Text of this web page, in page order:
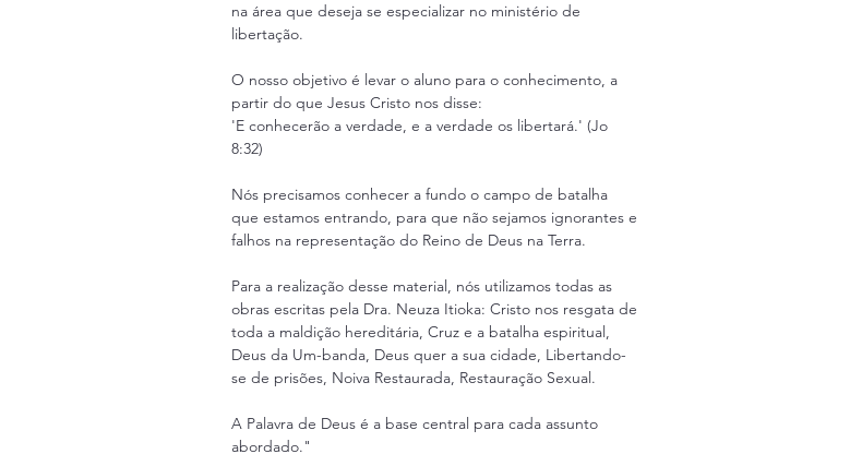
na área que deseja se especializar no ministério de
libertação.
O nosso objetivo é levar o aluno para o conhecimento, a
partir do que Jesus Cristo nos disse:
'E conhecerão a verdade, e a verdade os libertará.' (Jo
8:32)
Nós precisamos conhecer a fundo o campo de batalha
que estamos entrando, para que não sejamos ignorantes e
falhos na representação do Reino de Deus na Terra.
Para a realização desse material, nós utilizamos todas as
obras escritas pela Dra. Neuza Itioka: Cristo nos resgata de
toda a maldição hereditária, Cruz e a batalha espiritual,
Deus da Um-banda, Deus quer a sua cidade, Libertando-
se de prisões, Noiva Restaurada, Restauração Sexual.
A Palavra de Deus é a base central para cada assunto
abordado."